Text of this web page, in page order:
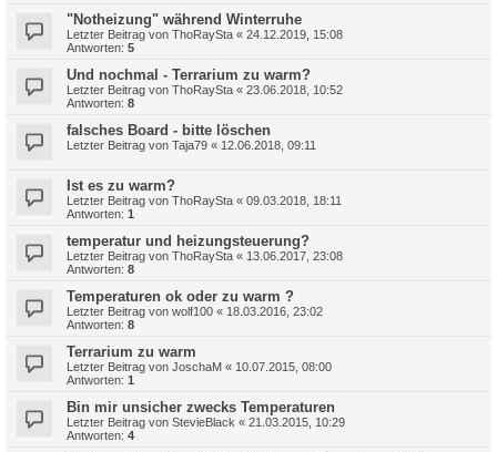
"Notheizung" während Winterruhe
Letzter Beitrag von ThoRaySta « 24.12.2019, 15:08
Antworten: 5
Und nochmal - Terrarium zu warm?
Letzter Beitrag von ThoRaySta « 23.06.2018, 10:52
Antworten: 8
falsches Board - bitte löschen
Letzter Beitrag von Taja79 « 12.06.2018, 09:11
Ist es zu warm?
Letzter Beitrag von ThoRaySta « 09.03.2018, 18:11
Antworten: 1
temperatur und heizungsteuerung?
Letzter Beitrag von ThoRaySta « 13.06.2017, 23:08
Antworten: 8
Temperaturen ok oder zu warm ?
Letzter Beitrag von wolf100 « 18.03.2016, 23:02
Antworten: 8
Terrarium zu warm
Letzter Beitrag von JoschaM « 10.07.2015, 08:00
Antworten: 1
Bin mir unsicher zwecks Temperaturen
Letzter Beitrag von StevieBlack « 21.03.2015, 10:29
Antworten: 4